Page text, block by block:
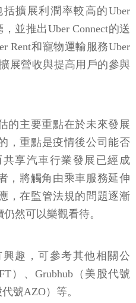
擴展利潤率較高的Uber
並推出Uber Connect的送
Rent和寵物運輸服務Uber
展營收與提高用戶的參與
的主要重點在於未來發展
，重點是疫情後公司能否
享汽車行業發展已經成
，將觸角由乘車服務延伸
，在監管法規的問題逐漸
然可以樂觀看待。
趣，可參考其他相關公
）、Grubhub（美股代號
號AZO）等。